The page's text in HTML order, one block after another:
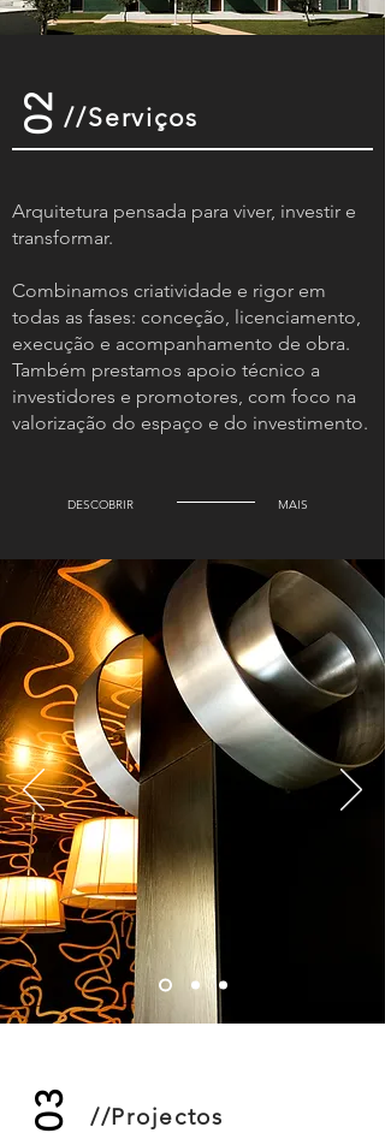
02 //Serviços
Arquitetura pensada para viver, investir e
transformar.
Combinamos criatividade e rigor em
todas as fases: conceção, licenciamento,
execução e acompanhamento de obra.
Também prestamos apoio técnico a
investidores e promotores, com foco na
valorização do espaço e do investimento.
MAIS
DESCOBRIR
03 //Projectos